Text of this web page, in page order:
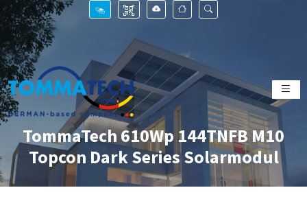
TommaTech 610Wp 144TNFB M10
Topcon Dark Series Solarmodul